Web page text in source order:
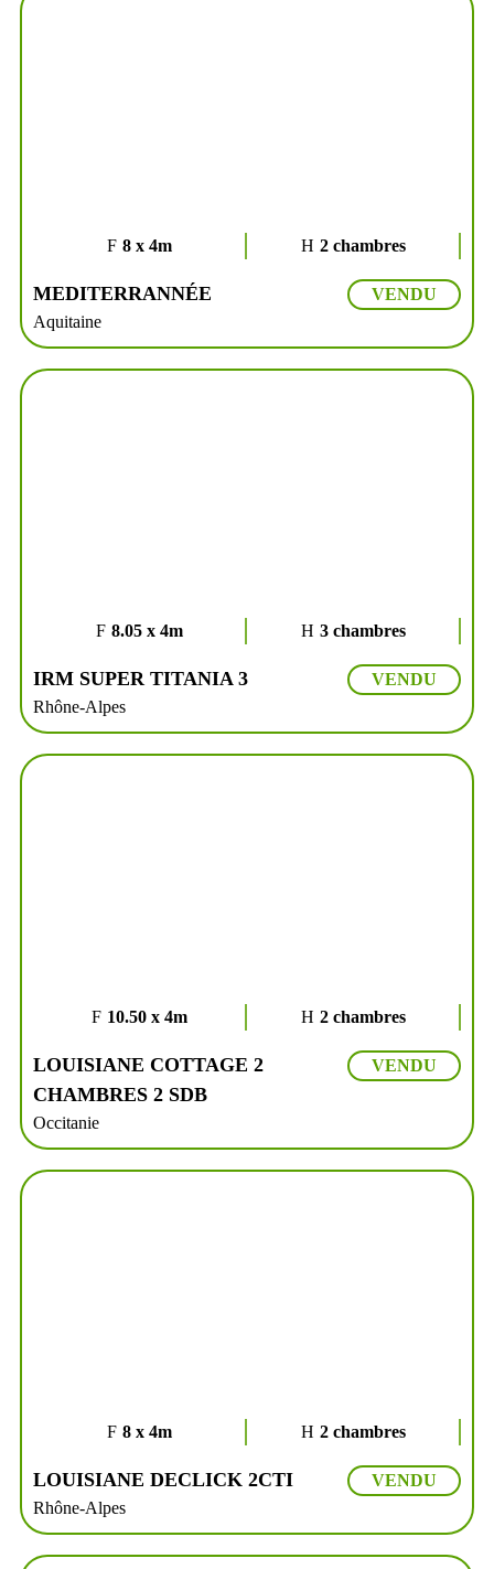
8 x 4m 2 chambres
MEDITERRANNÉE
Aquitaine
VENDU
8.05 x 4m 3 chambres
IRM SUPER TITANIA 3
Rhône-Alpes
VENDU
10.50 x 4m 2 chambres
LOUISIANE COTTAGE 2
CHAMBRES 2 SDB
Occitanie
VENDU
8 x 4m 2 chambres
LOUISIANE DECLICK 2CTI
Rhône-Alpes
VENDU